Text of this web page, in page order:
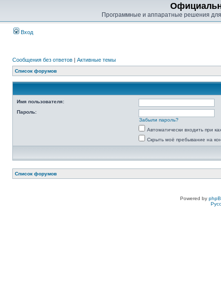
Программные и аппаратные решения
Вход
Сообщения без ответов | Активные темы
Список форумов
Имя пользователя:
Пароль:
Забыли пароль?
Автоматически входить при
Скрыть моё пребывание на
Список форумов
Powered by